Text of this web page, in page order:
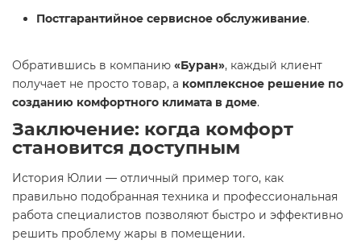
Постгарантийное сервисное обслуживание.
Обратившись в компанию «Буран», каждый клиент
получает не просто товар, а комплексное решение по
созданию комфортного климата в доме.
Заключение: когда комфорт
становится доступным
История Юлии — отличный пример того, как
правильно подобранная техника и профессиональная
работа специалистов позволяют быстро и эффективно
решить проблему жары в помещении.